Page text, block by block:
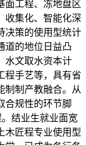
面工程、冻地盘区
收集化、智能化深
决策的使用型统计
道的地位日益凸
水文取水资本计
程手艺等，具有省
制制产教融合。从
合规性的环节脚
结业生就业面宽
木匠程专业使用型